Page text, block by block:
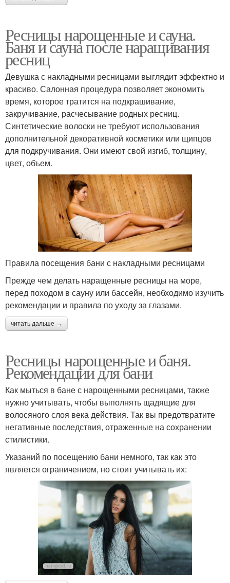
Ресницы нарощенные и сауна.
Баня и сауна после наращивания
ресниц
Девушка с накладными ресницами выглядит эффектно и
красиво. Салонная процедура позволяет экономить
время, которое тратится на подкрашивание,
закручивание, расчесывание родных ресниц.
Синтетические волоски не требуют использования
дополнительной декоративной косметики или щипцов
для подкручивания. Они имеют свой изгиб, толщину,
цвет, объем.
Правила посещения бани с накладными ресницами
Прежде чем делать наращенные ресницы на море,
перед походом в сауну или бассейн, необходимо изучить
рекомендации и правила по уходу за глазами.
читать дальше →
Ресницы нарощенные и баня.
Рекомендации для бани
Как мыться в бане с нарощенными ресницами, также
нужно учитывать, чтобы выполнять щадящие для
волосяного слоя века действия. Так вы предотвратите
негативные последствия, отраженные на сохранении
стилистики.
Указаний по посещению бани немного, так как это
является ограничением, но стоит учитывать их: